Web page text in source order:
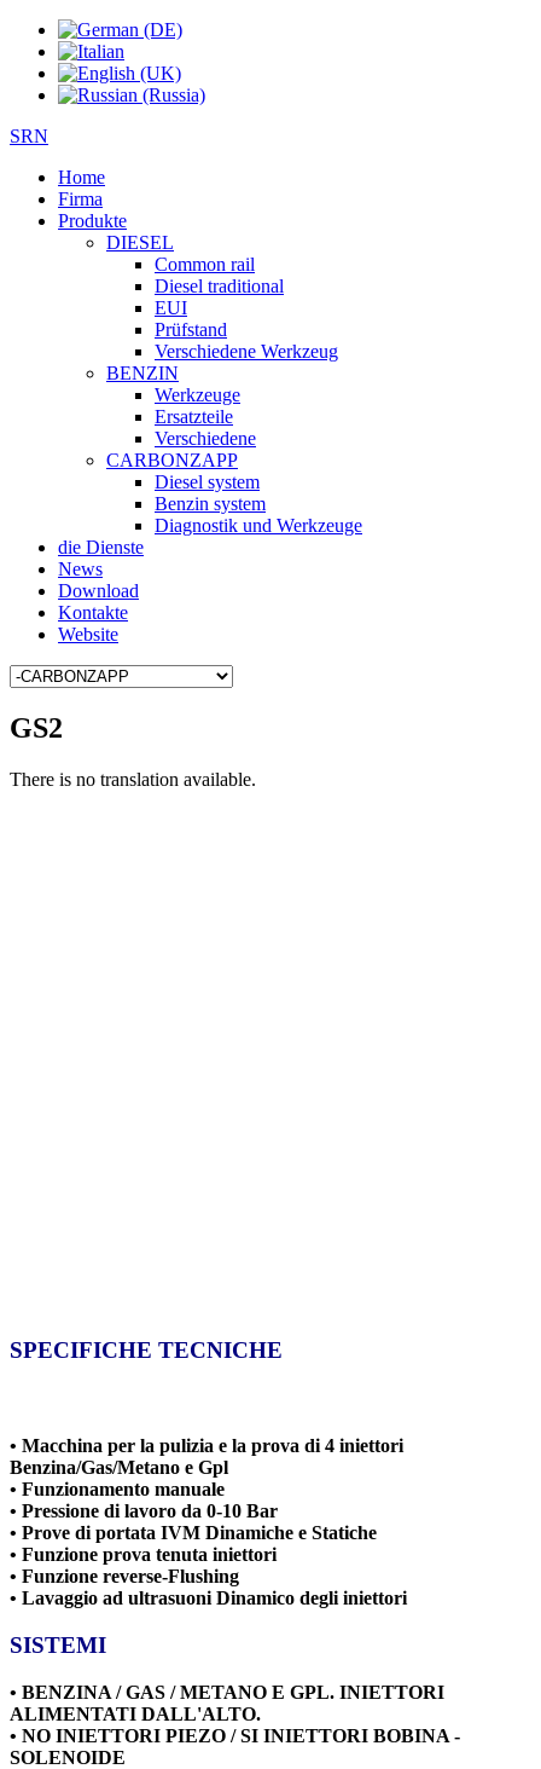
SRN
Home
Firma
Produkte
DIESEL
Common rail
Diesel traditional
EUI
Prüfstand
Verschiedene Werkzeug
BENZIN
Werkzeuge
Ersatzteile
Verschiedene
CARBONZAPP
Diesel system
Benzin system
Diagnostik und Werkzeuge
die Dienste
News
Download
Kontakte
Website
GS2
There is no translation available.
SPECIFICHE TECNICHE
• Macchina per la pulizia e la prova di 4 iniettori
Benzina/Gas/Metano e Gpl
• Funzionamento manuale
• Pressione di lavoro da 0-10 Bar
• Prove di portata IVM Dinamiche e Statiche
• Funzione prova tenuta iniettori
• Funzione reverse-Flushing
• Lavaggio ad ultrasuoni Dinamico degli iniettori
SISTEMI
• BENZINA / GAS / METANO E GPL. INIETTORI
ALIMENTATI DALL'ALTO.
• NO INIETTORI PIEZO / SI INIETTORI BOBINA -
SOLENOIDE